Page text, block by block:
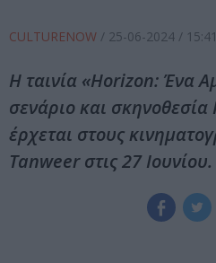
CULTURENOW / 25-06-2024 / 15:41
Η ταινία «Horizon: Ένα
σενάριο και σκηνοθεσία
έρχεται στους
Tanweer στις 27 Ιουνίου.